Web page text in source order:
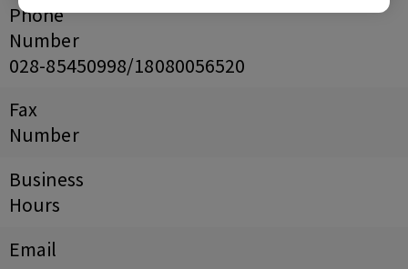
Phone
Number
028-85450998/18080056520
Fax
Number
Business
Hours
Email